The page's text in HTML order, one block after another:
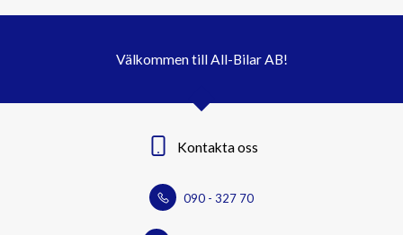
Välkommen till All-Bilar AB!
Kontakta oss
090 - 327 70